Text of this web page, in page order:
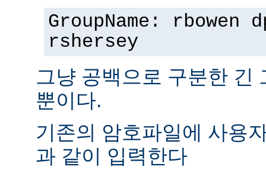
GroupName: rbowen
rshersey
그냥 공백으로 구분한 긴
뿐이다.
기존의 암호파일에 사용
과 같이 입력한다